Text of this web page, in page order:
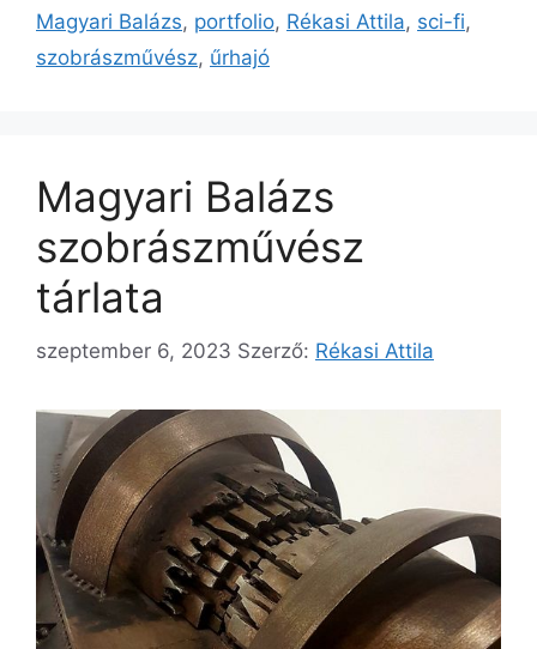
Magyari Balázs, portfolio, Rékasi Attila, sci-fi,
szobrászművész, űrhajó
Magyari Balázs
szobrászművész
tárlata
szeptember 6, 2023 Szerző: Rékasi Attila